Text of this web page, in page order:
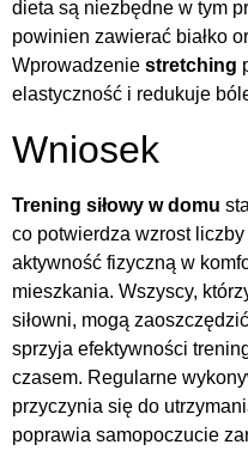
dieta są niezbędne w tym
powinien zawierać białko
Wprowadzenie stretching
elastyczność i redukuje
Wniosek
Trening siłowy w domu
co potwierdza wzrost
aktywność fizyczną w
mieszkania. Wszyscy,
siłowni, mogą
sprzyja efektywności
czasem. Regularne
przyczynia się do
poprawia samopoczucie